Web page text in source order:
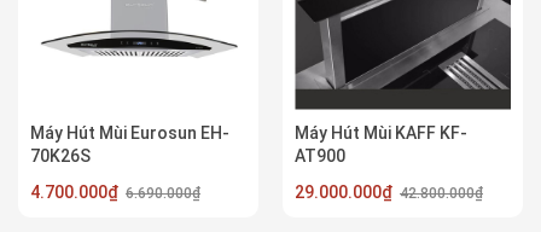
Máy Hút Mùi Eurosun EH-
70K26S
4.700.000₫ 6.690.000₫
Máy Hút Mùi KAFF KF-
AT900
29.000.000₫ 42.800.000₫